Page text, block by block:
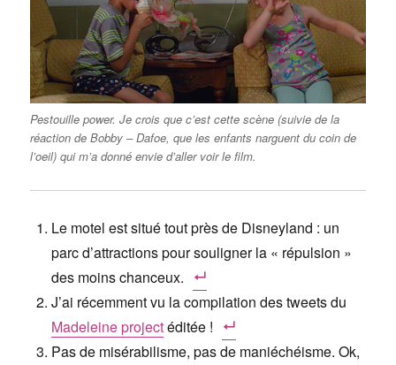
Pestouille power. Je crois que c’est cette scène (suivie de la
réaction de Bobby – Dafoe, que les enfants narguent du coin de
l’oeil) qui m’a donné envie d’aller voir le film.
Le motel est situé tout près de Disneyland : un
parc d’attractions pour souligner la « répulsion »
des moins chanceux.
J’ai récemment vu la compilation des tweets du
Madeleine projectéditée !
Pas de misérabilisme, pas de maniéchéisme. Ok,